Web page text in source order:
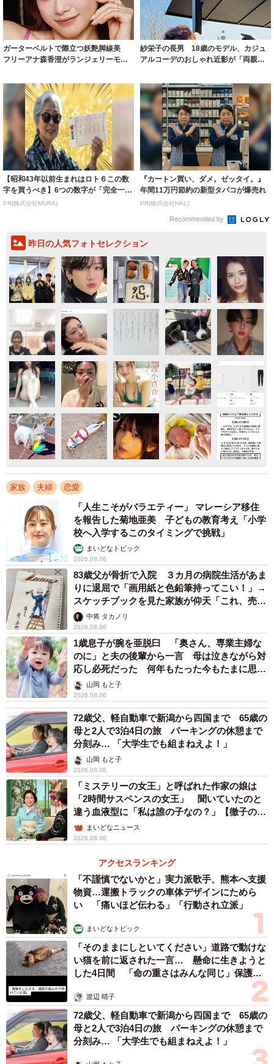
ガーターベルトで際立つ妖艶脚線美
フリーアナ森香澄がランジェリーモデ
紗栄子の長男 18歳のモデル、カジュ
アルコーデのおしゃれ近影が「両親の
【昭和43年以前生まれはロト６この数
字を買うべき】6つの数字が「完全一
致」する方...
PR(株式会社MURA)
『カートン買い、ダメ。ゼッタイ。』
年間11万円節約の新型タバコが爆売れ
PR(株式会社HAL)
Recommended by
昨日の人気フォトセレクション
家族 夫婦 恋愛
「人生こそがバラエティー」 マレーシア移住
を報告した菊地亜美 子どもの教育考え「小学
校へ入学するこのタイミングで挑戦」
まいどなトピック
2026.08.06
83歳父が骨折で入院 ３カ月の病院生活があま
りに退屈で「画用紙と色鉛筆持ってこい！」→
スケッチブックを見た家族が仰天「これ、売れ
ますよ…」
中将 タカノリ
2026.08.06
1歳息子が腕を亜脱臼 「奥さん、専業主婦な
のに」と夫の後輩から一言 母は泣きながら対
応し必死だった 何年もたった今もたまに思い
出し…山岡 もと子
2026.08.06
72歳父、軽自動車で新潟から四国まで 65歳の
母と2人で3泊4日の旅 パーキングの休憩まで
分刻み… 「大学生でも組まねえよ！」
山岡 もと子
2026.08.06
「ミステリーの女王」と呼ばれた作家の娘は
「2時間サスペンスの女王」 聞いていたのと
違う血液型に「私は誰の子なの？」【徹子の部
屋】まいどなニュース
2026.08.06
アクセスランキング
「不謹慎でないかと」実力派歌手、熊本へ支援
物資…運搬トラックの車体デザインにためら
い 「痛いほど伝わる」「行動され立派」
まいどなトピック
「そのままにしといてください」道路で動けな
い猫を前に返された一言… 懸命に生きようと
した4日間 「命の重さはみんな同じ」保護団
渡辺 晴子
72歳父、軽自動車で新潟から四国まで 65歳の
母と2人で3泊4日の旅 パーキングの休憩まで
分刻み… 「大学生でも組まねえよ！」